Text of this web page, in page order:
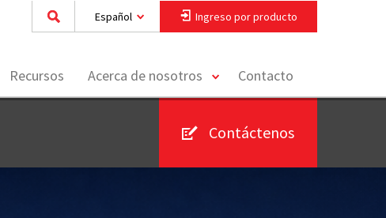
Español Ingreso por producto
Recursos Acerca de nosotros
toggleContacto
Contáctenos